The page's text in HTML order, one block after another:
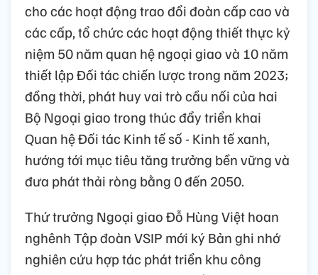
cho các hoạt động trao đổi đoàn cấp cao và
các cấp, tổ chức các hoạt động thiết thực kỷ
niệm 50 năm quan hệ ngoại giao và 10 năm
thiết lập Đối tác chiến lược trong năm 2023;
đồng thời, phát huy vai trò cầu nối của hai
Bộ Ngoại giao trong thúc đẩy triển khai
Quan hệ Đối tác Kinh tế số - Kinh tế xanh,
hướng tới mục tiêu tăng trưởng bền vững và
đưa phát thải ròng bằng 0 đến 2050.
Thứ trưởng Ngoại giao Đỗ Hùng Việt hoan
nghênh Tập đoàn VSIP mới ký Bản ghi nhớ
nghiên cứu hợp tác phát triển khu công